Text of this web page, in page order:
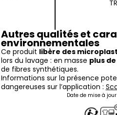
Autres qualités et
environnementales
Ce produit libère des
lors du lavage : en masse plus de
de fibres synthétiques.
Informations sur la présence
dangereuses sur l’application :
Date de mise à jour